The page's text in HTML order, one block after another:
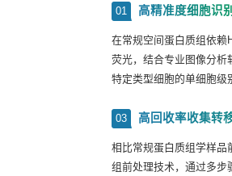
01 高精准度细胞识别
在常规空间蛋白质组依赖
荧光，结合专业图像分析
特定类型细胞的单细胞级
03 高回收率收集转
相比常规蛋白质组学样品
组前处理技术，通过多步